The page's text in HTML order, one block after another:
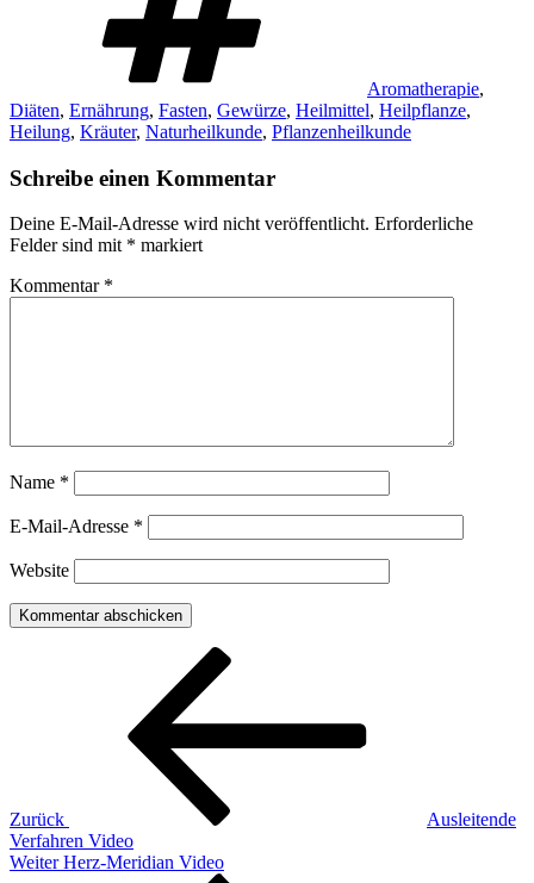
Aromatherapie,
Diäten, Ernährung, Fasten, Gewürze, Heilmittel, Heilpflanze,
Heilung, Kräuter, Naturheilkunde, Pflanzenheilkunde
Schreibe einen Kommentar
Deine E-Mail-Adresse wird nicht veröffentlicht. Erforderliche
Felder sind mit * markiert
Kommentar *
Name *
E-Mail-Adresse *
Website
Beitragsnavigation
Zurück
Ausleitende
Verfahren Video
Nächster
Weiter Herz-Meridian Video